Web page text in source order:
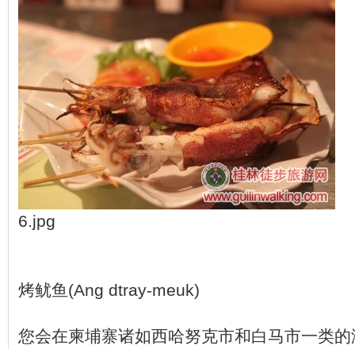
6.jpg
烤鱿鱼(Ang dtray-meuk)
您会在柬埔寨诸如西哈努克市和白马市一类